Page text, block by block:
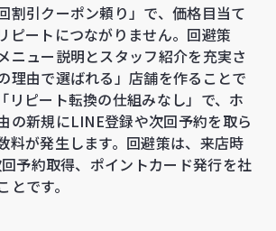
割引クーポン頼り」で、価格目当て
ピートにつながりません。回避策
ニュー説明とスタッフ紹介を充実さ
理由で選ばれる」店舗を作ることで
リピート転換の仕組みなし」で、ホ
の新規にLINE登録や次回予約を取ら
料が発生します。回避策は、来店時
予約取得、ポイントカード発行を社
です。